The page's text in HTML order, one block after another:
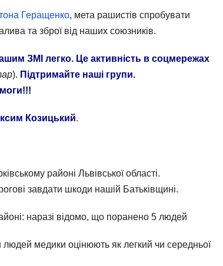
Геращенко, мета рашистів спробувати
та зброї від наших союзників.
ЗМІ легко. Це активність в соцмережах
). Підтримайте наші групи.
Козицький.
районі Львівської області.
завдати шкоди нашій Батьківщині.
наразі відомо, що поранено 5 людей
медики оцінюють як легкий чи середньої